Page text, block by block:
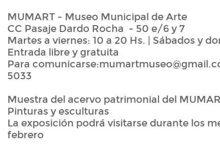
MUMART - Museo Municipal de Arte
CC Pasaje Dardo Rocha - 50 e/6 y 7
Martes a viernes: 10 a 20 Hs. | Sábados y
Entrada libre y gratuita
Para
5033
Muestra del acervo patrimonial del
Pinturas y esculturas
La exposición podrá visitarse durante los
febrero